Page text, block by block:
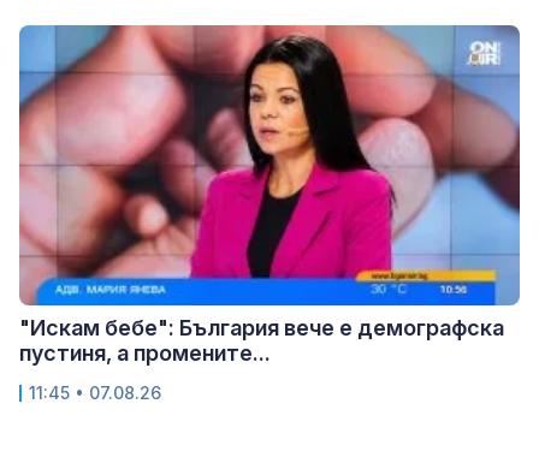
"Искам бебе": България вече е демографска
пустиня, а промените...
11:45 • 07.08.26